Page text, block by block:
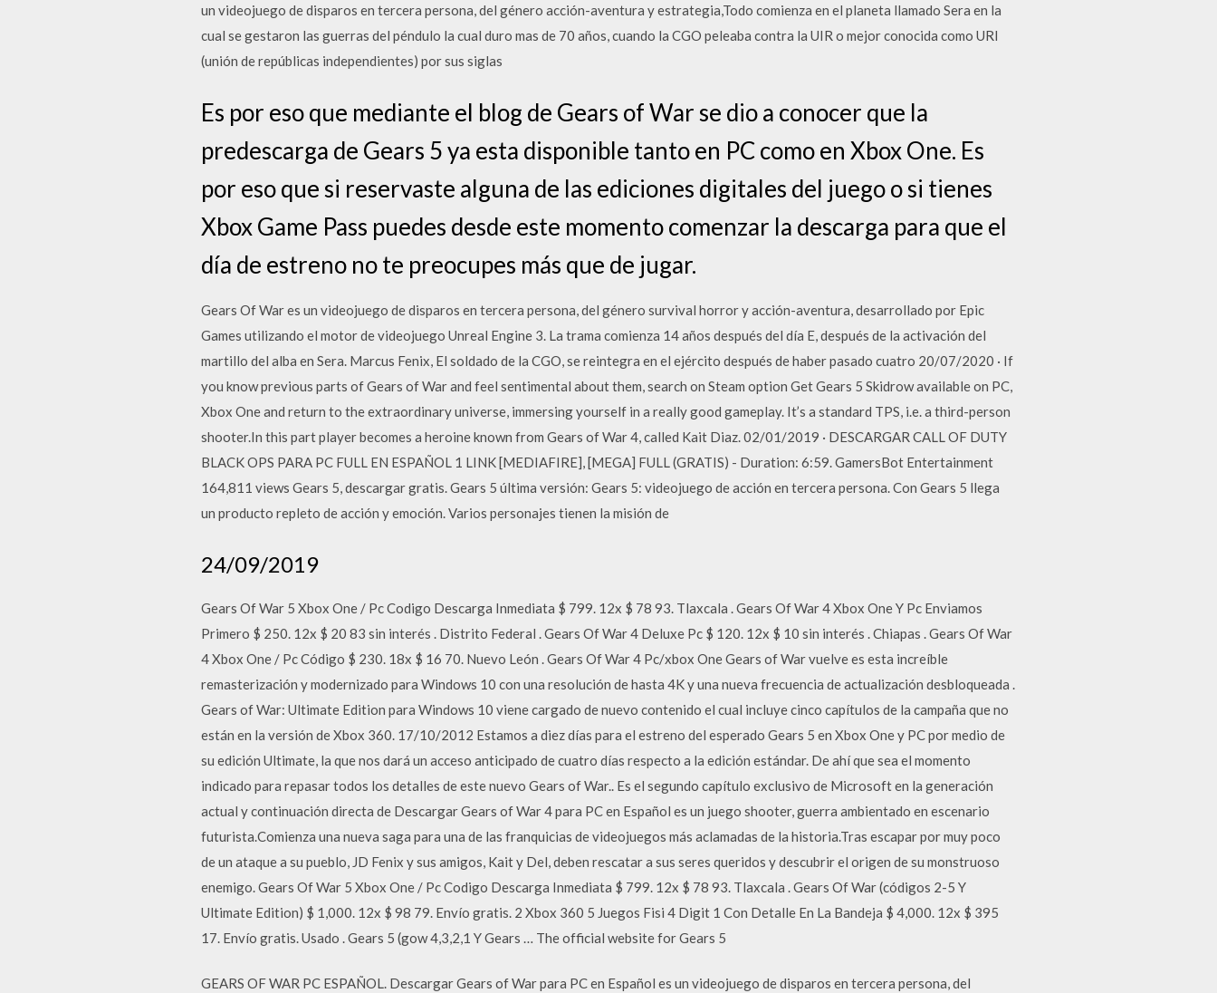
un videojuego de disparos en tercera persona, del género acción-aventura y estrategia,Todo comienza en el planeta llamado Sera en la
cual se gestaron las guerras del péndulo la cual duro mas de 70 años, cuando la CGO peleaba contra la UIR o mejor conocida como URI
(unión de repúblicas independientes) por sus siglas
Es por eso que mediante el blog de Gears of War se dio a conocer que la
predescarga de Gears 5 ya esta disponible tanto en PC como en Xbox One. Es
por eso que si reservaste alguna de las ediciones digitales del juego o si tienes
Xbox Game Pass puedes desde este momento comenzar la descarga para que el
día de estreno no te preocupes más que de jugar.
Gears Of War es un videojuego de disparos en tercera persona, del género survival horror y acción-aventura, desarrollado por Epic
Games utilizando el motor de videojuego Unreal Engine 3. La trama comienza 14 años después del día E, después de la activación del
martillo del alba en Sera. Marcus Fenix, El soldado de la CGO, se reintegra en el ejército después de haber pasado cuatro 20/07/2020 · If
you know previous parts of Gears of War and feel sentimental about them, search on Steam option Get Gears 5 Skidrow available on PC,
Xbox One and return to the extraordinary universe, immersing yourself in a really good gameplay. It’s a standard TPS, i.e. a third-person
shooter.In this part player becomes a heroine known from Gears of War 4, called Kait Diaz. 02/01/2019 · DESCARGAR CALL OF DUTY
BLACK OPS PARA PC FULL EN ESPAÑOL 1 LINK [MEDIAFIRE], [MEGA] FULL (GRATIS) - Duration: 6:59. GamersBot Entertainment
164,811 views Gears 5, descargar gratis. Gears 5 última versión: Gears 5: videojuego de acción en tercera persona. Con Gears 5 llega
un producto repleto de acción y emoción. Varios personajes tienen la misión de
24/09/2019
Gears Of War 5 Xbox One / Pc Codigo Descarga Inmediata $ 799. 12x $ 78 93. Tlaxcala . Gears Of War 4 Xbox One Y Pc Enviamos
Primero $ 250. 12x $ 20 83 sin interés . Distrito Federal . Gears Of War 4 Deluxe Pc $ 120. 12x $ 10 sin interés . Chiapas . Gears Of War
4 Xbox One / Pc Código $ 230. 18x $ 16 70. Nuevo León . Gears Of War 4 Pc/xbox One Gears of War vuelve es esta increíble
remasterización y modernizado para Windows 10 con una resolución de hasta 4K y una nueva frecuencia de actualización desbloqueada .
Gears of War: Ultimate Edition para Windows 10 viene cargado de nuevo contenido el cual incluye cinco capítulos de la campaña que no
están en la versión de Xbox 360. 17/10/2012 Estamos a diez días para el estreno del esperado Gears 5 en Xbox One y PC por medio de
su edición Ultimate, la que nos dará un acceso anticipado de cuatro días respecto a la edición estándar. De ahí que sea el momento
indicado para repasar todos los detalles de este nuevo Gears of War.. Es el segundo capítulo exclusivo de Microsoft en la generación
actual y continuación directa de Descargar Gears of War 4 para PC en Español es un juego shooter, guerra ambientado en escenario
futurista.Comienza una nueva saga para una de las franquicias de videojuegos más aclamadas de la historia.Tras escapar por muy poco
de un ataque a su pueblo, JD Fenix y sus amigos, Kait y Del, deben rescatar a sus seres queridos y descubrir el origen de su monstruoso
enemigo. Gears Of War 5 Xbox One / Pc Codigo Descarga Inmediata $ 799. 12x $ 78 93. Tlaxcala . Gears Of War (códigos 2-5 Y
Ultimate Edition) $ 1,000. 12x $ 98 79. Envío gratis. 2 Xbox 360 5 Juegos Fisi 4 Digit 1 Con Detalle En La Bandeja $ 4,000. 12x $ 395
17. Envío gratis. Usado . Gears 5 (gow 4,3,2,1 Y Gears … The official website for Gears 5
GEARS OF WAR PC ESPAÑOL. Descargar Gears of War para PC en Español es un videojuego de disparos en tercera persona, del